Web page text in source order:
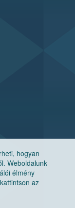
hogyan
Weboldalunk
élmény
az